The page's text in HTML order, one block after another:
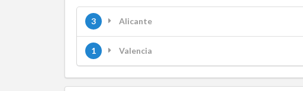
3 Alicante
1 Valencia